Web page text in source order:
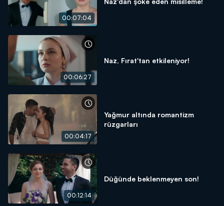
00:07:04
00:06:27
Naz, Fırat'tan etkileniyor!
00:04:17
Yağmur altında romantizm
rüzgarları
00:12:14
Düğünde beklenmeyen son!